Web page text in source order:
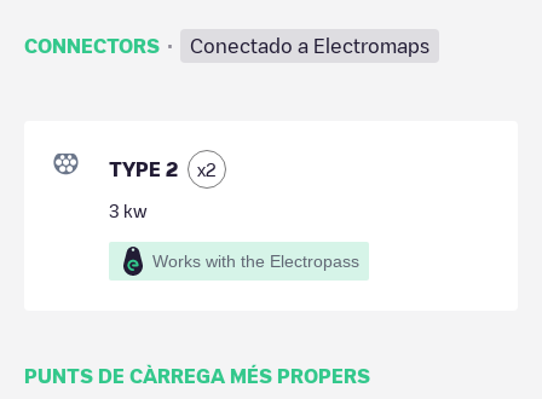
CONNECTORS · Conectado a Electromaps
TYPE 2 x2
3 kw
Works with the Electropass
PUNTS DE CÀRREGA MÉS PROPERS